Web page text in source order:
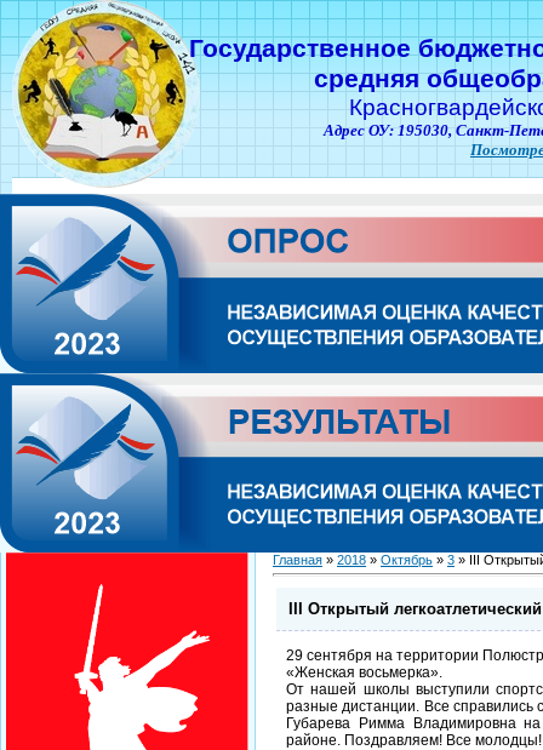
Государственное
средняя
Адрес ОУ: 195030, Санкт-
Главная » 2018 » Октябрь » 3 » III
III Открытый
29 сентября на территории
«Женская восьмерка».
От нашей школы выступили
разные дистанции. Все справились
Губарева Римма Владимировна
районе. Поздравляем! Все молодцы!